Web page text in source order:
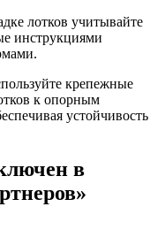
лотков учитывайте
инструкциями
крепежные
к опорным
устойчивость
в